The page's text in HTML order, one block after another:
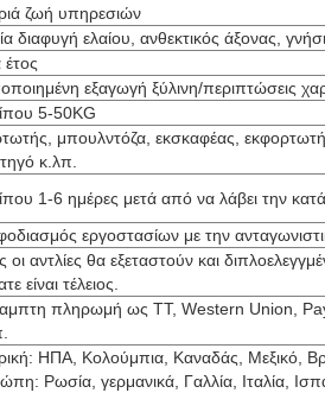
ζωή υπηρεσιών
διαφυγή ελαίου, ανθεκτικός άξονας,
εξαγωγή ξύλινη/περιπτώσεις
5-50KG
μπουλντόζα, εκσκαφέας,
κ.λπ.
1-6 ημέρες μετά από να λάβει την
εργοστασίων με την
οι αντλίες θα εξεταστούν και
είναι τέλειος.
πληρωμή ως TT, Western Union,
ΗΠΑ, Κολούμπια, Καναδάς, Μεξικό,
Ρωσία, γερμανικά, Γαλλία, Ιταλία,